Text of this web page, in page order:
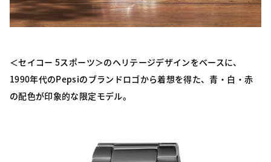
＜セイコー 5スポーツ＞のヘリテージデザインをベースに、
1990年代のPepsiのブランドロゴから着想を得た、青・白・赤
の配色が印象的な限定モデル。